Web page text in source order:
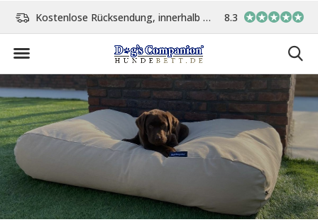
Kostenlose Rücksendung, innerhalb 14 Tage Vor 15:00 Uhr bestellt,
8.3